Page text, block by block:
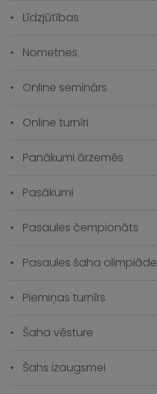
Līdzjūtības
Nometnes
Online seminārs
Online turnīri
Panākumi ārzemēs
Pasākumi
Pasaules čempionāts
Pasaules šaha olimpiāde
Piemiņas turnīrs
Šaha vēsture
Šahs izaugsmei